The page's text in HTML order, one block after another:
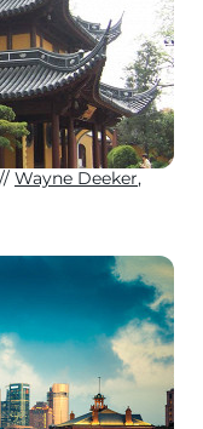
Wayne Deeker,